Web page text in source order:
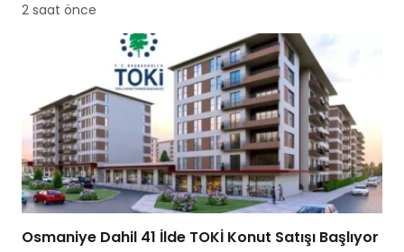
2 saat önce
Osmaniye Dahil 41 İlde TOKİ Konut Satışı Başlıyor